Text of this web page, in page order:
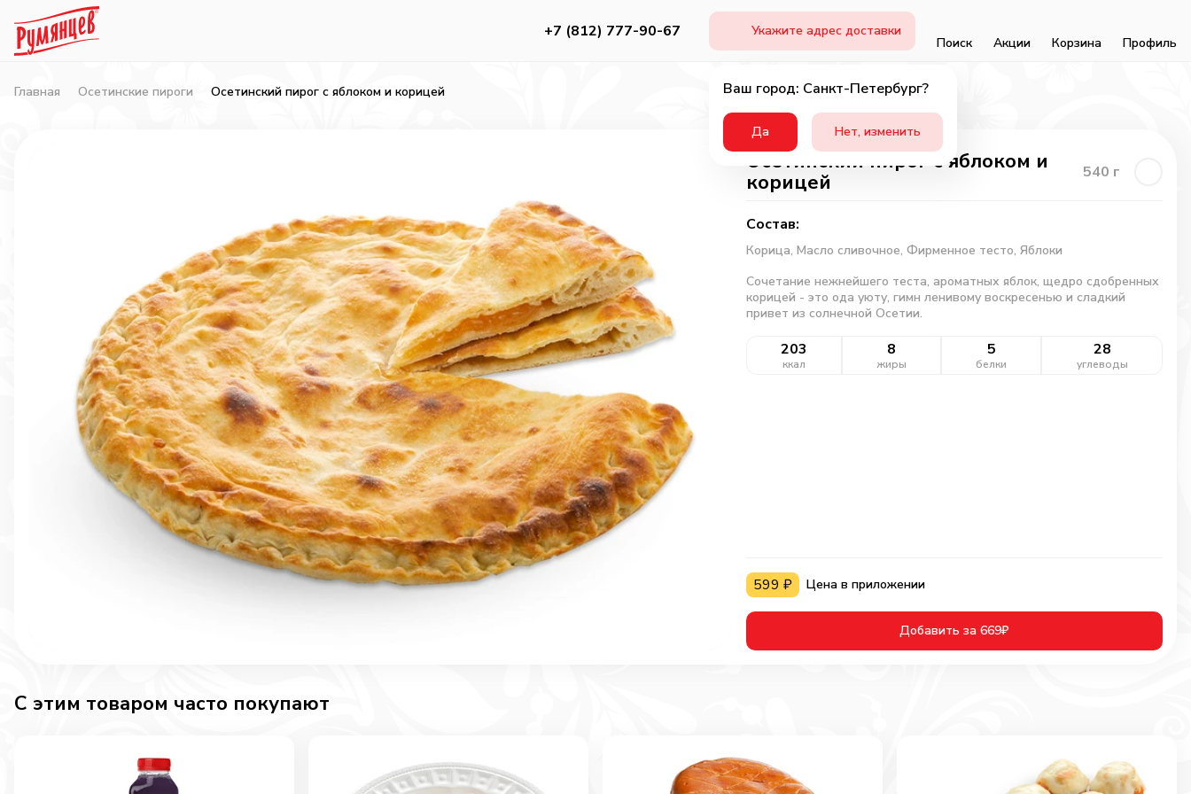
+7 (812) 777-90-67 Укажите адрес доставки
Ваш город: Санкт-Петербург?
Да Нет, изменить
Поиск Акции Корзина Профиль
Главная Осетинские пироги Осетинский пирог с яблоком и корицей
Осетинский пирог с яблоком и
корицей
540 г
Состав:
Корица, Масло сливочное, Фирменное тесто, Яблоки
Сочетание нежнейшего теста, ароматных яблок, щедро сдобренных
корицей - это ода уюту, гимн ленивому воскресенью и сладкий
привет из солнечной Осетии.
203
ккал
8
жиры
5
белки
28
углеводы
599 ₽ Цена в приложении
Добавить за 669₽
C этим товаром часто покупают